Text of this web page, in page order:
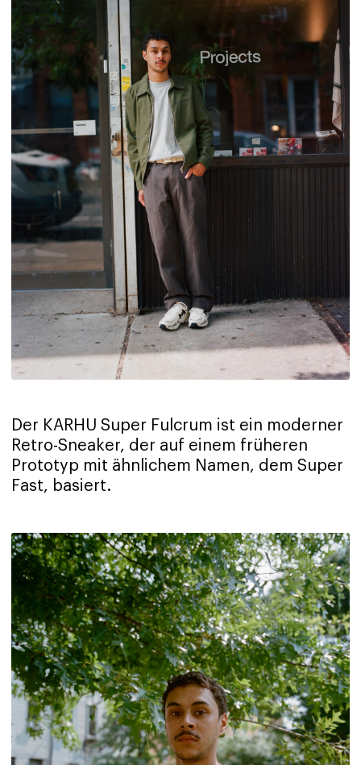
Der KARHU Super Fulcrum ist ein moderner
Retro-Sneaker, der auf einem früheren
Prototyp mit ähnlichem Namen, dem Super
Fast, basiert.